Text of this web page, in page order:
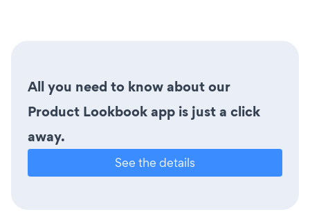
All you need to know about our
Product Lookbook app is just a click
away.
See the details